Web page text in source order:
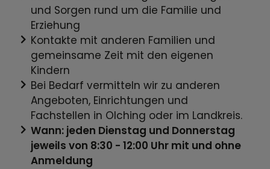
und Sorgen rund um die Familie und
Erziehung
Kontakte mit anderen Familien und
gemeinsame Zeit mit den eigenen
Kindern
Bei Bedarf vermitteln wir zu anderen
Angeboten, Einrichtungen und
Fachstellen in Olching oder im Landkreis.
Wann: jeden Dienstag und Donnerstag
jeweils von 8:30 - 12:00 Uhr mit und ohne
Anmeldung